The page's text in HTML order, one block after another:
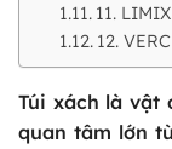
11.
12.
Túi xách là vật
quan tâm lớn